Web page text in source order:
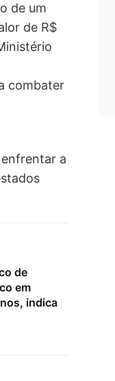
de um
de R$
combater
a
de
em
indica